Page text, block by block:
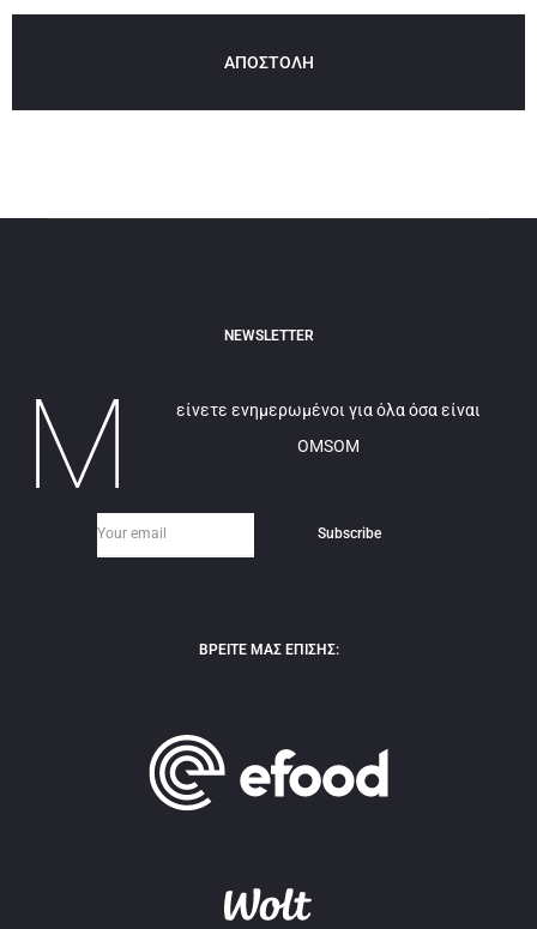
NEWSLETTER
Μ
είνετε ενημερωμένοι για όλα όσα είναι
OMSOM
ΒΡΕΙΤΕ ΜΑΣ ΕΠΙΣΗΣ: